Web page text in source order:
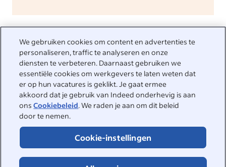
We gebruiken cookies om content en advertenties te
personaliseren, traffic te analyseren en onze
diensten te verbeteren. Daarnaast gebruiken we
essentiële cookies om werkgevers te laten weten dat
er op hun vacatures is geklikt. Je gaat ermee
akkoord dat je gebruik van Indeed onderhevig is aan
onsCookiebeleid. We raden je aan om dit beleid
door te nemen.
Cookie-instellingen
We helpen je graag
Bezoek het Helpcenter voor antwoorden op veelgestelde
vragen of neem rechtstreeks contact met ons op.
Helpcenter
Contact opnemen